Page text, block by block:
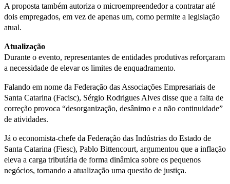
A proposta também autoriza o microempreendedor a contratar até
dois empregados, em vez de apenas um, como permite a legislação
atual.
Atualização
Durante o evento, representantes de entidades produtivas reforçaram
a necessidade de elevar os limites de enquadramento.
Falando em nome da Federação das Associações Empresariais de
Santa Catarina (Facisc), Sérgio Rodrigues Alves disse que a falta de
correção provoca “desorganização, desânimo e a não continuidade”
de atividades.
Já o economista-chefe da Federação das Indústrias do Estado de
Santa Catarina (Fiesc), Pablo Bittencourt, argumentou que a inflação
eleva a carga tributária de forma dinâmica sobre os pequenos
negócios, tornando a atualização uma questão de justiça.